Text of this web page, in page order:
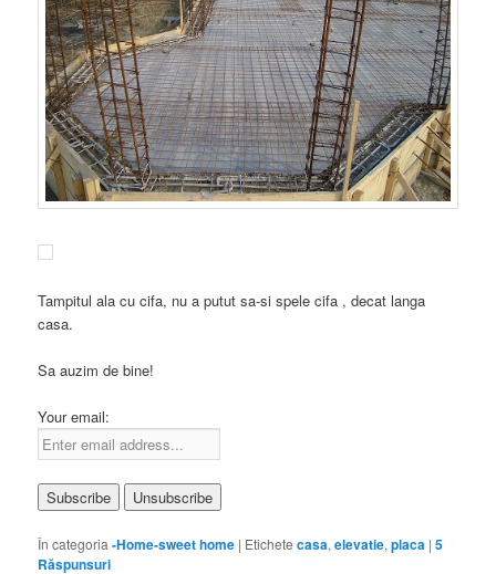
Tampitul ala cu cifa, nu a putut sa-si spele cifa , decat langa
casa.
Sa auzim de bine!
Your email:
În categoria -Home-sweet home | Etichete casa,elevatie,placa |5
Răspunsuri